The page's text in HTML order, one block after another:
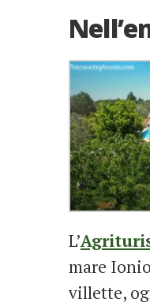
L’
mare
villette,